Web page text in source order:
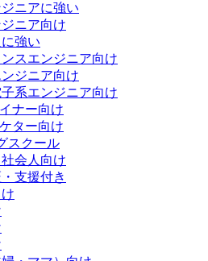
ニアに強い
ニア向け
強い
スエンジニア向け
ジニア向け
系エンジニア向け
ナー向け
ター向け
スクール
会人向け
支援付き